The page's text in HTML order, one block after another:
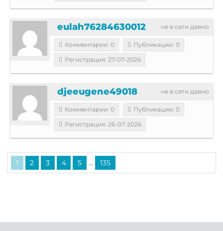
не в сети давно
eulah76284630012
Комментарии: 0
Публикации: 0
Регистрация: 27-07-2026
не в сети давно
djeeugene49018
Комментарии: 0
Публикации: 0
Регистрация: 26-07-2026
1 2 3 4 5 ... 135